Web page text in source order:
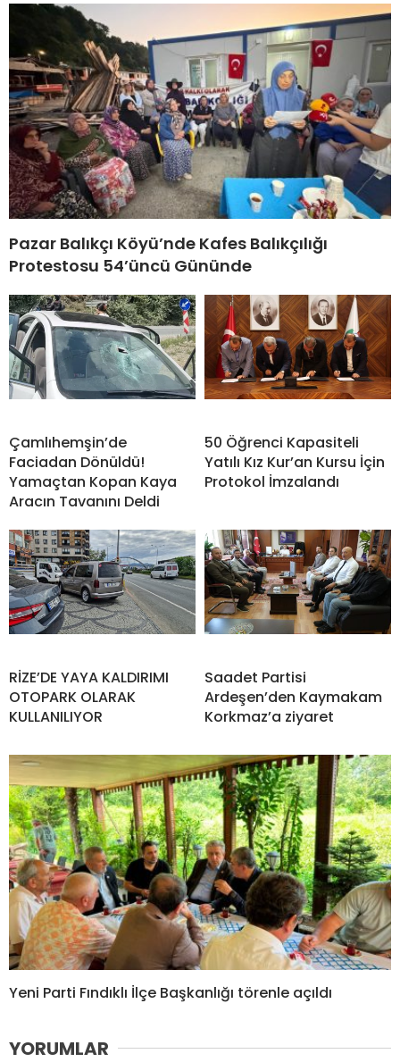
Pazar Balıkçı Köyü’nde Kafes Balıkçılığı
Protestosu 54’üncü Gününde
Çamlıhemşin’de
Faciadan Dönüldü!
Yamaçtan Kopan Kaya
Aracın Tavanını Deldi
50 Öğrenci Kapasiteli
Yatılı Kız Kur’an Kursu İçin
Protokol İmzalandı
RİZE’DE YAYA KALDIRIMI
OTOPARK OLARAK
KULLANILIYOR
Saadet Partisi
Ardeşen’den Kaymakam
Korkmaz’a ziyaret
Yeni Parti Fındıklı İlçe Başkanlığı törenle açıldı
YORUMLAR